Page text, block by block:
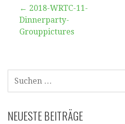
Beitragsnavigation
← 2018-WRTC-11-
Dinnerparty-
Grouppictures
SUCHEN
NACH:
NEUESTE BEITRÄGE